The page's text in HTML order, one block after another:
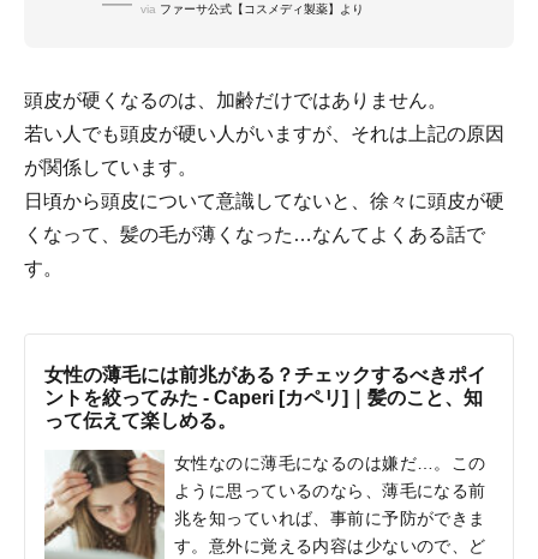
via ファーサ公式【コスメディ製薬】より
頭皮が硬くなるのは、加齢だけではありません。
若い人でも頭皮が硬い人がいますが、それは上記の原因
が関係しています。
日頃から頭皮について意識してないと、徐々に頭皮が硬
くなって、髪の毛が薄くなった…なんてよくある話で
す。
女性の薄毛には前兆がある？チェックするべきポイ
ントを絞ってみた - Caperi [カペリ]｜髪のこと、知
って伝えて楽しめる。
女性なのに薄毛になるのは嫌だ…。この
ように思っているのなら、薄毛になる前
兆を知っていれば、事前に予防ができま
す。意外に覚える内容は少ないので、ど